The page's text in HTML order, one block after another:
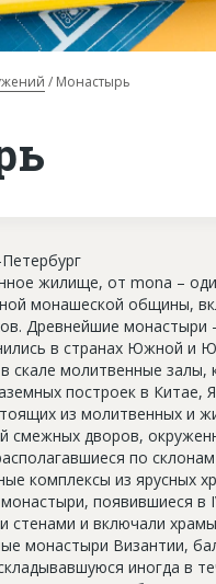
Монастырь
жилище, от mona –
монашеской общины,
Древнейшие
в странах Южной
скале молитвенные
построек в Китае,
из молитвенных и
смежных дворов,
по
комплексы из ярусных
появившиеся
и включали
монастыри Византии,
иногда в